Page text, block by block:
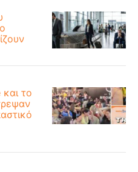
το